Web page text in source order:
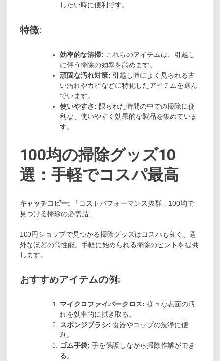
したい時に便利です。
特徴:
効率的な清掃: これらのアイテムは、引越し
に伴う掃除の効率を高めます。
頑固な汚れ対策: 引越し時によく見られる古
い汚れやカビなどに特化したアイテムを選ん
でいます。
使いやすさ: 限られた時間の中での掃除に便
利な、使いやすく効果的な製品を集めていま
す。
100均の掃除グッズ10
選：手軽でコスパ最高
キャッチコピー: 「コストパフォーマンス抜群！100均で
見つける掃除の必需品」
100円ショップで見つかる掃除グッズはコスパも良く、意
外なほどの高性能。手軽に始められる掃除のヒントを提供
します。
おすすめアイテムの例:
マイクロファイバークロス: 様々な表面の汚
れを効率的に拭き取る。
スポンジブラシ: 食器やコップの洗浄に便
利。
ゴム手袋: 手を保護しながら掃除作業ができ
る。